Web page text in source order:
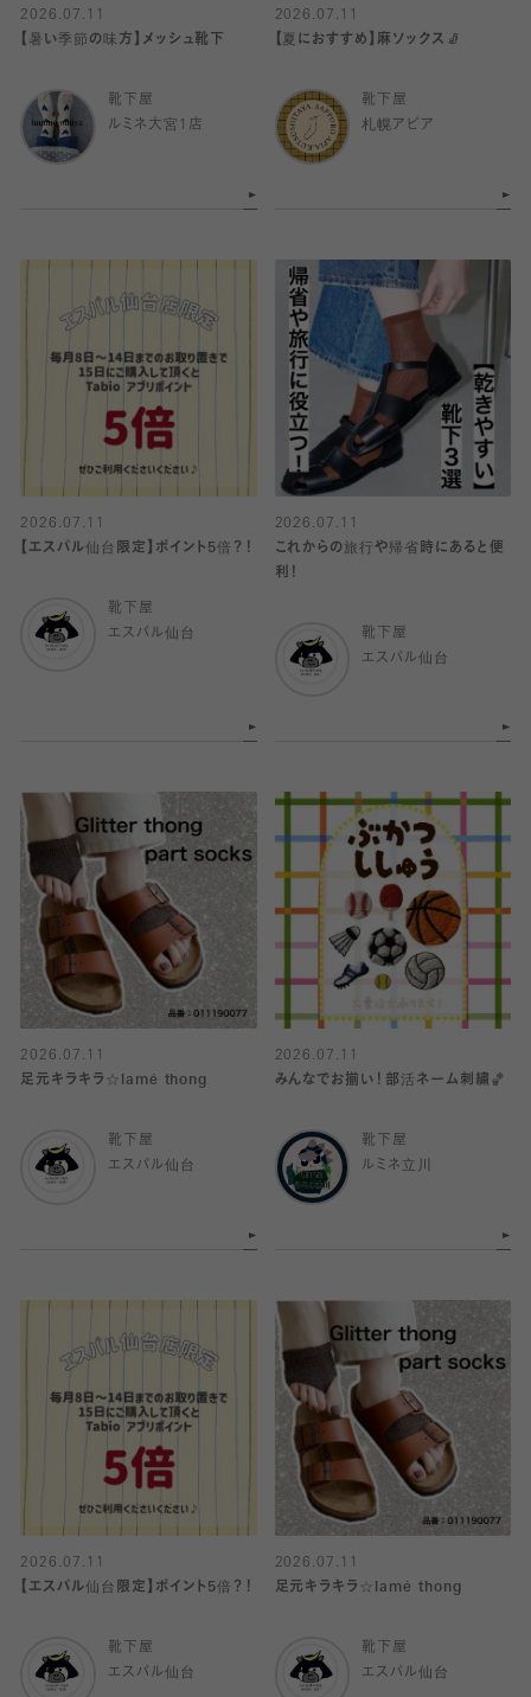
2026.07.11
【暑い季節の味方】メッシュ靴下
靴下屋
ルミネ大宮1店
2026.07.11
【夏におすすめ】麻ソックス🧦
靴下屋
札幌アピア
2026.07.11
【エスパル仙台限定】ポイント5倍？！
靴下屋
エスパル仙台
2026.07.11
これからの旅行や帰省時にあると便
利！
靴下屋
エスパル仙台
2026.07.11
足元キラキラ☆lamé thong
靴下屋
エスパル仙台
2026.07.11
みんなでお揃い！部活ネーム刺繍🏀
靴下屋
ルミネ立川
2026.07.11
【エスパル仙台限定】ポイント5倍？！
靴下屋
エスパル仙台
2026.07.11
足元キラキラ☆lamé thong
靴下屋
エスパル仙台